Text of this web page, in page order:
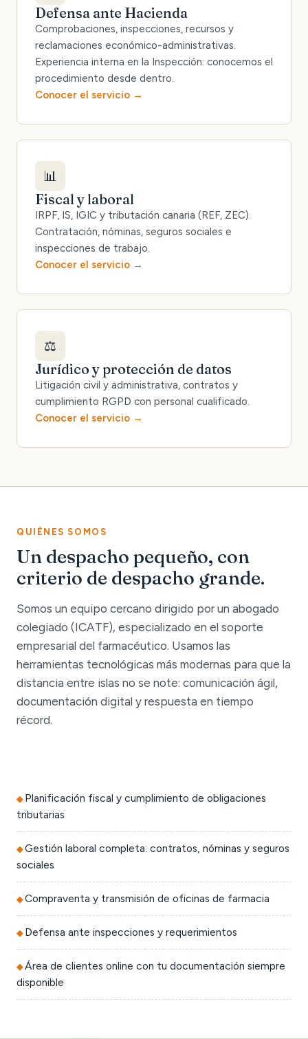
Defensa ante Hacienda
Comprobaciones, inspecciones, recursos y
reclamaciones económico-administrativas.
Experiencia interna en la Inspección: conocemos el
procedimiento desde dentro.
Conocer el servicio
📊
Fiscal y laboral
IRPF, IS, IGIC y tributación canaria (REF, ZEC).
Contratación, nóminas, seguros sociales e
inspecciones de trabajo.
Conocer el servicio
⚖️
Jurídico y protección de datos
Litigación civil y administrativa, contratos y
cumplimiento RGPD con personal cualificado.
Conocer el servicio
QUIÉNES SOMOS
Un despacho pequeño, con
criterio de despacho grande.
Somos un equipo cercano dirigido por un abogado
colegiado (ICATF), especializado en el soporte
empresarial del farmacéutico. Usamos las
herramientas tecnológicas más modernas para que la
distancia entre islas no se note: comunicación ágil,
documentación digital y respuesta en tiempo
récord.
Planificación fiscal y cumplimiento de obligaciones
tributarias
Gestión laboral completa: contratos, nóminas y seguros
sociales
Compraventa y transmisión de oficinas de farmacia
Defensa ante inspecciones y requerimientos
Área de clientes online con tu documentación siempre
disponible